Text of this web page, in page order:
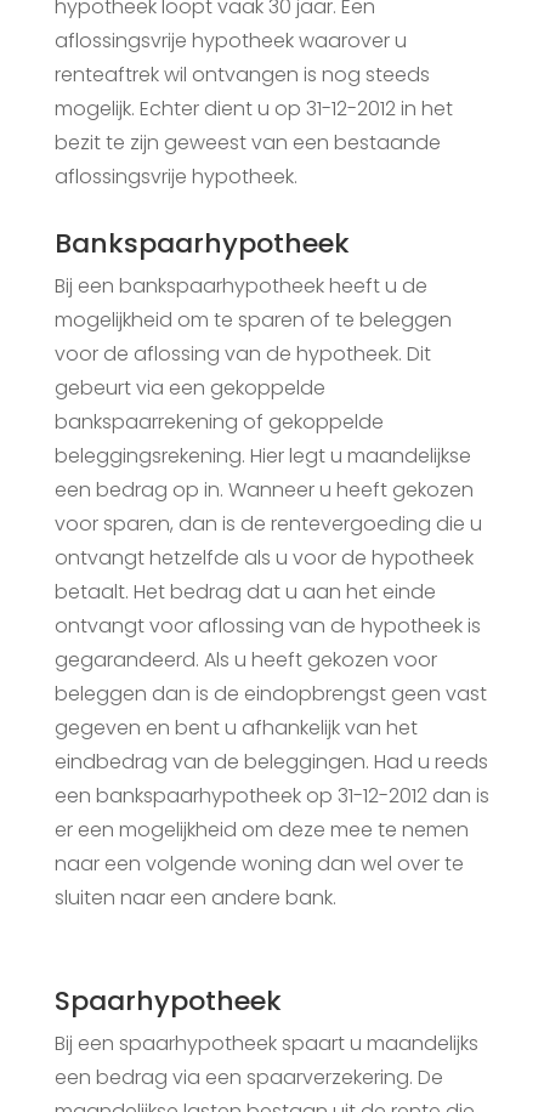
hypotheek loopt vaak 30 jaar. Een
aflossingsvrije hypotheek waarover u
renteaftrek wil ontvangen is nog steeds
mogelijk. Echter dient u op 31-12-2012 in het
bezit te zijn geweest van een bestaande
aflossingsvrije hypotheek.
Bankspaarhypotheek
Bij een bankspaarhypotheek heeft u de
mogelijkheid om te sparen of te beleggen
voor de aflossing van de hypotheek. Dit
gebeurt via een gekoppelde
bankspaarrekening of gekoppelde
beleggingsrekening. Hier legt u maandelijkse
een bedrag op in. Wanneer u heeft gekozen
voor sparen, dan is de rentevergoeding die u
ontvangt hetzelfde als u voor de hypotheek
betaalt. Het bedrag dat u aan het einde
ontvangt voor aflossing van de hypotheek is
gegarandeerd. Als u heeft gekozen voor
beleggen dan is de eindopbrengst geen vast
gegeven en bent u afhankelijk van het
eindbedrag van de beleggingen. Had u reeds
een bankspaarhypotheek op 31-12-2012 dan is
er een mogelijkheid om deze mee te nemen
naar een volgende woning dan wel over te
sluiten naar een andere bank.
Spaarhypotheek
Bij een spaarhypotheek spaart u maandelijks
een bedrag via een spaarverzekering. De